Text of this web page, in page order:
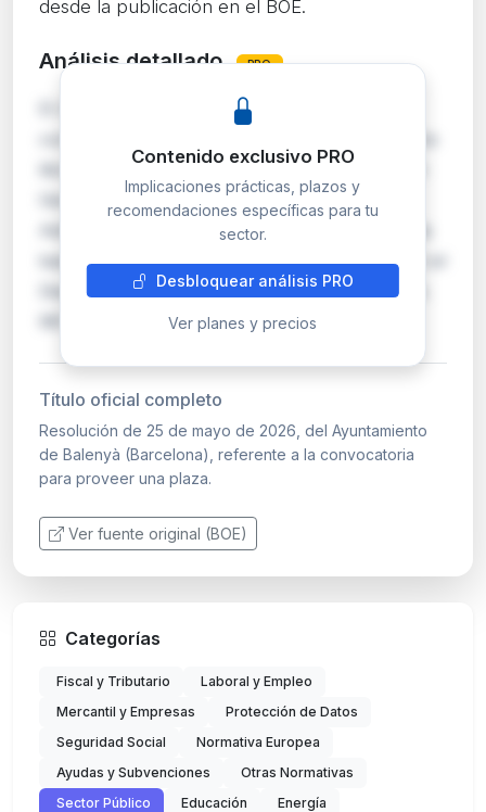
desde la publicación en el BOE.
Análisis detallado PRO
El Ayuntamiento de Balenyà (Barcelona)
libre una plaza de Técnico/a de Administración
General, perteneciente a la escala de
Administración General, subescala Técnica. Las
bases de la convocatoria fueron publicadas en el
Diari Oficial de la Generalitat de Catalunya núm.
Contenido exclusivo PRO
Implicaciones prácticas, plazos y
recomendaciones específicas para tu
sector.
Desbloquear análisis PRO
Ver planes y precios
Título oficial completo
Resolución de 25 de mayo de 2026, del Ayuntamiento
de Balenyà (Barcelona), referente a la convocatoria
para proveer una plaza.
Ver fuente original (BOE)
Categorías
Fiscal y Tributario
Laboral y Empleo
Mercantil y Empresas
Protección de Datos
Seguridad Social
Normativa Europea
Ayudas y Subvenciones
Otras Normativas
Sector Público
Educación
Energía